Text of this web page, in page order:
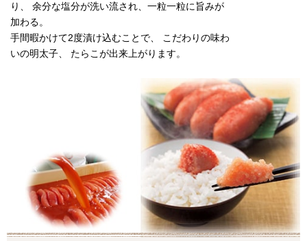
り、
余分な塩分が洗い流され、 一粒一粒に旨みが
加わる。
手間暇かけて2度漬け込むことで、
こだわりの味わ
いの明太子、
たらこが出来上がります。